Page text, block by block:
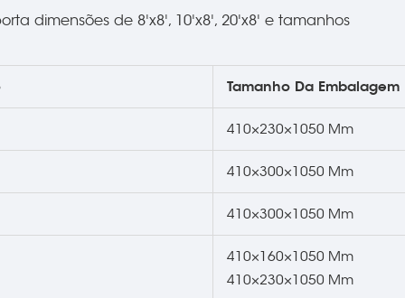
dimensões de 8'x8', 10'x8', 20'x8' e tamanhos
Tamanho Da Embalagem
410×230×1050 Mm
410×300×1050 Mm
410×300×1050 Mm
410×160×1050 Mm
410×230×1050 Mm